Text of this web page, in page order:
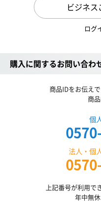
ビジネ
ログ
購入に関するお問い合わ
商品IDをお伝え
商
個
法人・個
上記番号が利用で
年中無休